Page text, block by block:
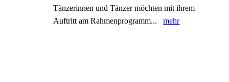
Tänzerinnen und Tänzer möchten mit ihrem
Auftritt am Rahmenprogramm...mehr